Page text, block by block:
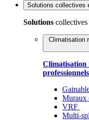
Solutions collectives
Solutions collectives
Climatisation
Climatisation
Muraux
VRF
Multi-